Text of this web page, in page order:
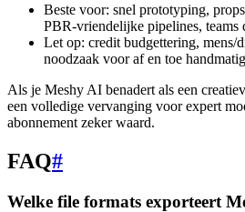
Beste voor: snel prototyping,
PBR-vriendelijke pipelines, teams
Let op: credit budgettering, mens/
noodzaak voor af en toe
Als je Meshy AI benadert als een
een volledige vervanging voor expert
abonnement zeker waard.
FAQ#
Welke file formats exporteert